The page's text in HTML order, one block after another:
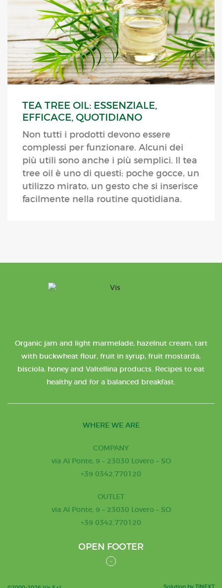
TEA TREE OIL: ESSENZIALE,
EFFICACE, QUOTIDIANO
Non tutti i prodotti devono essere
complessi per funzionare. Alcuni dei
più utili sono anche i più semplici. Il tea
tree oil è uno di questi: poche gocce, un
utilizzo mirato, un gesto che si inserisce
facilmente nella routine quotidiana.
Organic jam and light marmelade, hazelnut cream, tart
with buckwheat flour, fruit in syrup, fruit mostarda,
bisciola, honey and Valtellina products. Recipes to eat
healthy and for a balanced breakfast.
WHERE WE ARE
COMPANY
via Al Ponte, 9 – 23030 Lovero – SO
+39 0342.770120
OUTLET
via Al Ponte, 9 – 23030 Lovero – SO
+39 0342.770120
OPEN FOOTER